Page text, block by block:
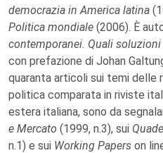
democrazia in America latina
Politica mondiale (2006). È
contemporanei. Quali soluzioni
con prefazione di Johan
quaranta articoli sui temi delle
politica comparata in riviste
estera italiana, sono da
e Mercato (1999, n.3), sui
n.1) e sui Working Papers on